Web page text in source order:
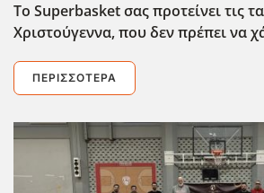
Το Superbasketσας προτείνει τις
Χριστούγεννα, που δεν πρέπει να
ΠΕΡΙΣΣΌΤΕΡΑ